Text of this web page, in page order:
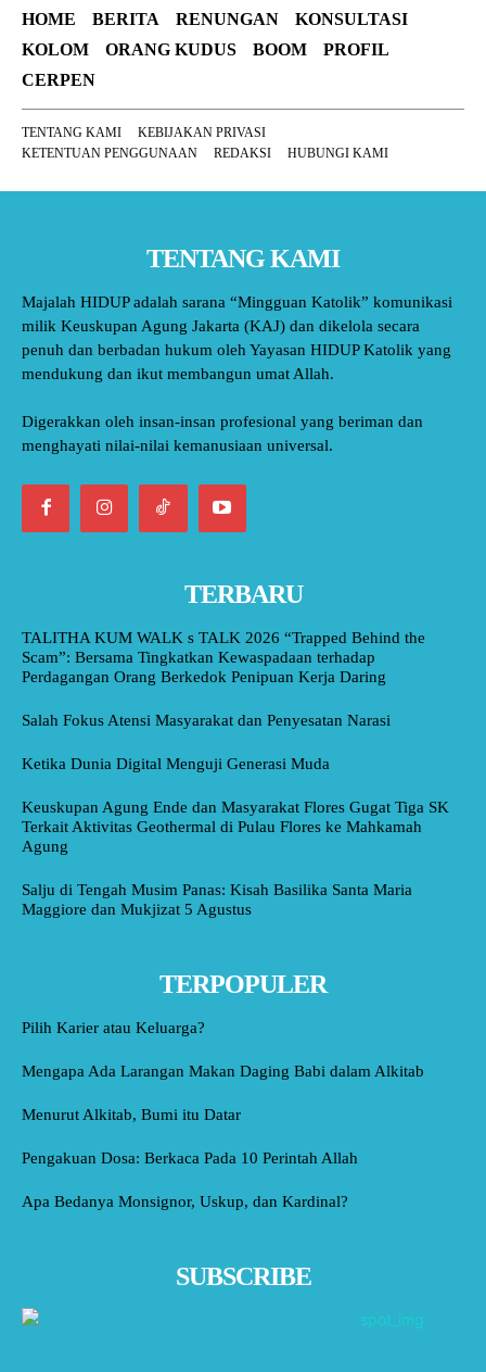
HOME BERITA RENUNGAN
KONSULTASI
KOLOM
ORANG KUDUS BOOM
PROFIL
CERPEN
TENTANG KAMI
KEBIJAKAN PRIVASI
KETENTUAN PENGGUNAAN
REDAKSI HUBUNGI KAMI
TENTANG KAMI
Majalah HIDUP adalah sarana “Mingguan Katolik” komunikasi
milik Keuskupan Agung Jakarta (KAJ) dan dikelola secara
penuh dan berbadan hukum oleh Yayasan HIDUP Katolik yang
mendukung dan ikut membangun umat Allah.
Digerakkan oleh insan-insan profesional yang beriman dan
menghayati nilai-nilai kemanusiaan universal.
TERBARU
TALITHA KUM WALK s TALK 2026 “Trapped Behind the
Scam”: Bersama Tingkatkan Kewaspadaan terhadap
Perdagangan Orang Berkedok Penipuan Kerja Daring
Salah Fokus Atensi Masyarakat dan Penyesatan Narasi
Ketika Dunia Digital Menguji Generasi Muda
Keuskupan Agung Ende dan Masyarakat Flores Gugat Tiga SK
Terkait Aktivitas Geothermal di Pulau Flores ke Mahkamah
Agung
Salju di Tengah Musim Panas: Kisah Basilika Santa Maria
Maggiore dan Mukjizat 5 Agustus
TERPOPULER
Pilih Karier atau Keluarga?
Mengapa Ada Larangan Makan Daging Babi dalam Alkitab
Menurut Alkitab, Bumi itu Datar
Pengakuan Dosa: Berkaca Pada 10 Perintah Allah
Apa Bedanya Monsignor, Uskup, dan Kardinal?
SUBSCRIBE